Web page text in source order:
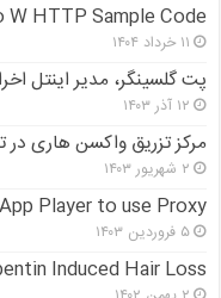
W HTTP Sample Code
۱۱ خرداد ۱۴۰۴
پت گلسینگر، مدیر اینتل
۱۲ آذر ۱۴۰۳
مرکز تزریق واکسن هاری در
۲ شهریور ۱۴۰۳
Player to use Proxy
۵ فروردین ۱۴۰۳
Induced Hair Loss